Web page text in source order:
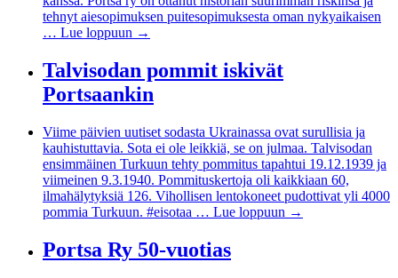
tehnyt aiesopimuksen puitesopimuksesta oman nykyaikaisen
… Lue loppuun →
Talvisodan pommit iskivät
Portsaankin
Viime päivien uutiset sodasta Ukrainassa ovat surullisia ja
kauhistuttavia. Sota ei ole leikkiä, se on julmaa. Talvisodan
ensimmäinen Turkuun tehty pommitus tapahtui 19.12.1939 ja
viimeinen 9.3.1940. Pommituskertoja oli kaikkiaan 60,
ilmahälytyksiä 126. Vihollisen lentokoneet pudottivat yli 4000
pommia Turkuun. #eisotaa … Lue loppuun →
Portsa Ry 50-vuotias